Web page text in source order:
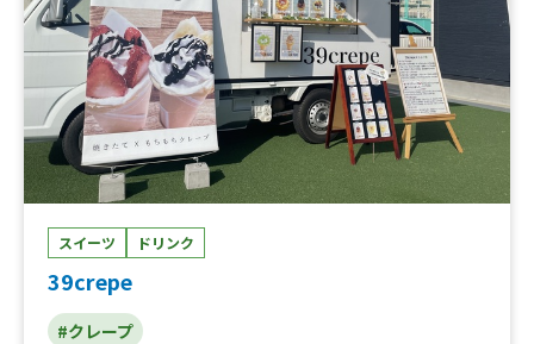
スイーツ ドリンク
39crepe
#クレープ